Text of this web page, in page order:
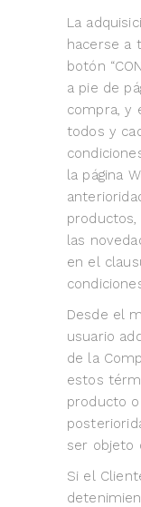
La
hacerse a
botón
a pie de
compra, y
todos y
la página
productos,
las
en el
Desde el
usuario
de la
estos
producto
ser objeto
Si el